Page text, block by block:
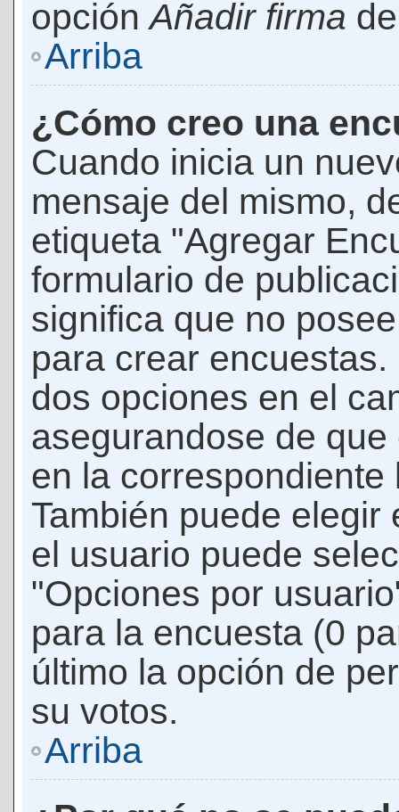
opciónAñadir firma
Arriba
¿Cómo creo una
Cuando inicia un
mensaje del mismo,
etiqueta "Agregar
formulario de
significa que no
para crear
dos opciones en el
asegurandose de
en la
También puede
el usuario puede
"Opciones por
para la encuesta (0
último la opción de
su votos.
Arriba